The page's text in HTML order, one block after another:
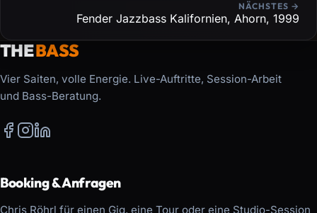
NÄCHSTES →
Fender Jazzbass Kalifornien, Ahorn, 1999
THEBASS
Vier Saiten, volle Energie. Live-Auftritte, Session-Arbeit
und Bass-Beratung.
Booking & Anfragen
Chris Röhrl für einen Gig, eine Tour oder eine Studio-Session